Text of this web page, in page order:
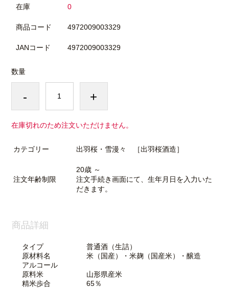
在庫 0
商品コード 4972009003329
JANコード 4972009003329
数量
- +
在庫切れのため注文いただけません。
カテゴリー 出羽桜・雪漫々 ［出羽桜酒造］
注文年齢制限
20歳 ～
注文手続き画面にて、生年月日を入力いた
だきます。
商品詳細
タイプ 普通酒（生詰）
原材料名 米（国産）・米麹（国産米）・醸造
アルコール
原料米 山形県産米
精米歩合 65％